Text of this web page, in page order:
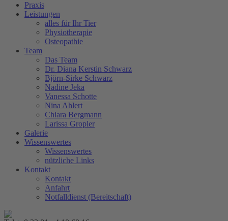
Praxis
Leistungen
alles für Ihr Tier
Physiotherapie
Osteopathie
Team
Das Team
Dr. Diana Kerstin Schwarz
Björn-Sirke Schwarz
Nadine Jeka
Vanessa Schotte
Nina Ahlert
Chiara Bergmann
Larissa Gropler
Galerie
Wissenswertes
Wissenswertes
nützliche Links
Kontakt
Kontakt
Anfahrt
Notfalldienst (Bereitschaft)